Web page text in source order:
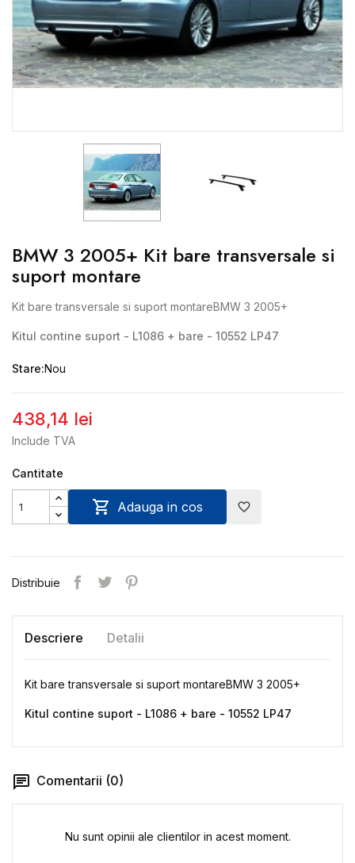
BMW 3 2005+ Kit bare transversale si
suport montare
Kit bare transversale si suport montareBMW 3 2005+
Kitul contine suport - L1086 + bare - 10552 LP47
Stare:Nou
438,14 lei
Include TVA
Cantitate
 Adauga in cos favorite_border
Distribuie
Descriere Detalii
Kit bare transversale si suport montareBMW 3 2005+
Kitul contine suport - L1086 + bare - 10552 LP47
Comentarii (0)
Nu sunt opinii ale clientilor in acest moment.